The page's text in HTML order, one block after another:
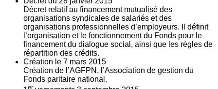
Décret relatif au financement mutualisé des
organisations syndicales de salariés et des
organisations professionnelles d’employeurs. Il définit
l’organisation et le fonctionnement du Fonds pour le
financement du dialogue social, ainsi que les règles de
répartition des crédits.
Création le 7 mars 2015
Création de l’AGFPN, l’Association de gestion du
Fonds paritaire national.
er